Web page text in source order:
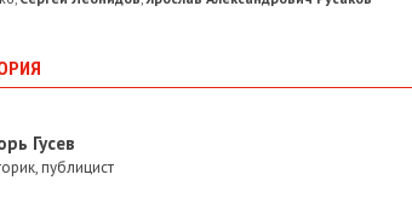
Гусев
публицист